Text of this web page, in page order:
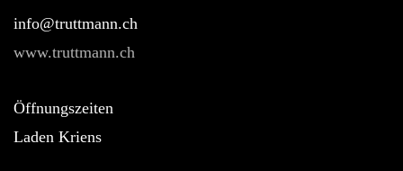
hc.nnamtturt@ofni
www.truttmann.ch
Öffnungszeiten
Laden Kriens